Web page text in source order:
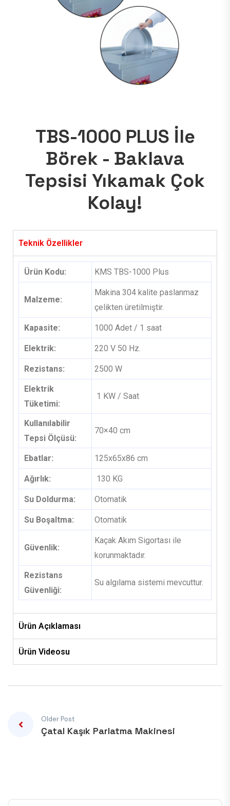
TBS-1000 PLUS İle
Börek - Baklava
Tepsisi Yıkamak Çok
Kolay!
Teknik Özellikler
Ürün Kodu: KMS TBS-1000 Plus
Malzeme:
Makina 304 kalite paslanmaz
çelikten üretilmiştir.
Kapasite: 1000 Adet / 1 saat
Elektrik: 220 V 50 Hz.
Rezistans: 2500 W
Elektrik
Tüketimi:
1 KW / Saat
Kullanılabilir
Tepsi Ölçüsü:
70×40 cm
Ebatlar: 125x65x86 cm
Ağırlık: 130 KG
Su Doldurma: Otomatik
Su Boşaltma: Otomatik
Güvenlik:
Kaçak Akım Sigortası ile
korunmaktadır.
Rezistans
Güvenliği:
Su algılama sistemi mevcuttur.
Ürün Açıklaması
Ürün Videosu
Older Post
Çatal Kaşık Parlatma Makinesi